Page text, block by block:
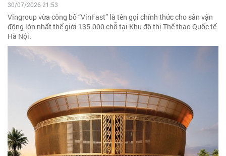
30/07/2026 21:53
Vingroup vừa công bố “VinFast” là tên gọi chính thức cho sân vận
động lớn nhất thế giới 135.000 chỗ tại Khu đô thị Thể thao Quốc tế
Hà Nội.